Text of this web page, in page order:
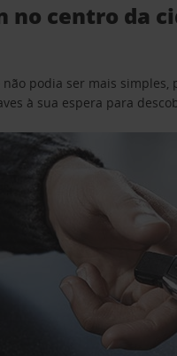
no centro da
podia ser mais
à sua espera para